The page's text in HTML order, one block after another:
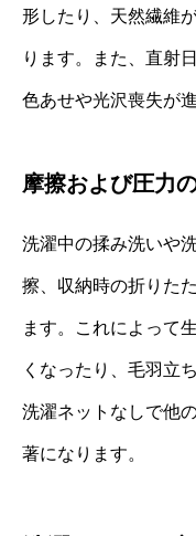
形したり、天然繊維
ります。また、直射
色あせや光沢喪失が
摩擦および圧力
洗濯中の揉み洗いや
擦、収納時の折りた
ます。これによって
くなったり、毛羽立
洗濯ネットなしで他
著になります。